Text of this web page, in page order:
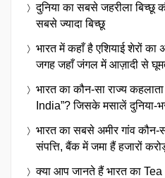
दुनिया का सबसे जहरीला बिच्छू
सबसे ज्यादा बिच्छू
भारत में कहाँ है एशियाई शेरों
जगह जहाँ जंगल में आज़ादी से
भारत का कौन-सा राज्य
India”? जिसके मसालें दुनिया-
भारत का सबसे अमीर गांव कौन-
संपत्ति, बैंक में जमा हैं हजारों
क्या आप जानते हैं भारत का